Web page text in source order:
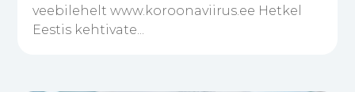
veebilehelt www.koroonaviirus.ee Hetkel
Eestis kehtivate...